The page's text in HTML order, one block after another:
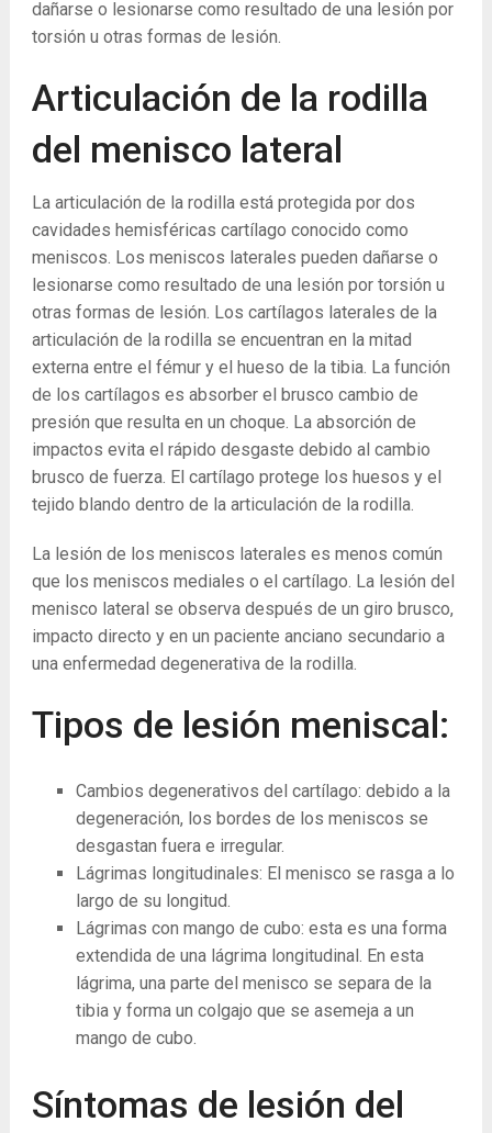
dañarse o lesionarse como resultado de una lesión por
torsión u otras formas de lesión.
Articulación de la rodilla
del menisco lateral
La articulación de la rodilla está protegida por dos
cavidades hemisféricas cartílago conocido como
meniscos. Los meniscos laterales pueden dañarse o
lesionarse como resultado de una lesión por torsión u
otras formas de lesión. Los cartílagos laterales de la
articulación de la rodilla se encuentran en la mitad
externa entre el fémur y el hueso de la tibia. La función
de los cartílagos es absorber el brusco cambio de
presión que resulta en un choque. La absorción de
impactos evita el rápido desgaste debido al cambio
brusco de fuerza. El cartílago protege los huesos y el
tejido blando dentro de la articulación de la rodilla.
La lesión de los meniscos laterales es menos común
que los meniscos mediales o el cartílago. La lesión del
menisco lateral se observa después de un giro brusco,
impacto directo y en un paciente anciano secundario a
una enfermedad degenerativa de la rodilla.
Tipos de lesión meniscal:
Cambios degenerativos del cartílago: debido a la
degeneración, los bordes de los meniscos se
desgastan fuera e irregular.
Lágrimas longitudinales: El menisco se rasga a lo
largo de su longitud.
Lágrimas con mango de cubo: esta es una forma
extendida de una lágrima longitudinal. En esta
lágrima, una parte del menisco se separa de la
tibia y forma un colgajo que se asemeja a un
mango de cubo.
Síntomas de lesión del